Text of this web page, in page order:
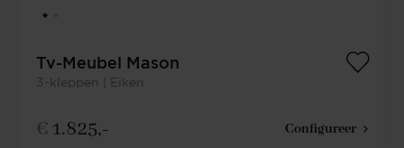
Tv-Meubel Mason
3-kleppen | Eiken
€ 1.825,- Configureer